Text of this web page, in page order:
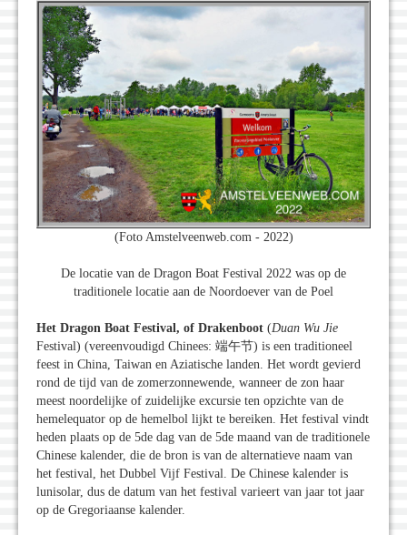
(Foto Amstelveenweb.com - 2022)
De locatie van de Dragon Boat Festival 2022 was op de
traditionele locatie aan de Noordoever van de Poel
Het Dragon Boat Festival, of Drakenboot (Duan Wu Jie
Festival) (vereenvoudigd Chinees: 端午节) is een traditioneel
feest in China, Taiwan en Aziatische landen. Het wordt gevierd
rond de tijd van de zomerzonnewende, wanneer de zon haar
meest noordelijke of zuidelijke excursie ten opzichte van de
hemelequator op de hemelbol lijkt te bereiken. Het festival vindt
heden plaats op de 5de dag van de 5de maand van de traditionele
Chinese kalender, die de bron is van de alternatieve naam van
het festival, het Dubbel Vijf Festival. De Chinese kalender is
lunisolar, dus de datum van het festival varieert van jaar tot jaar
op de Gregoriaanse kalender.